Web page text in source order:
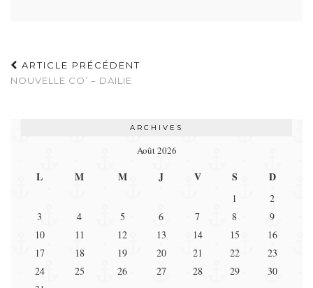
ARTICLE PRÉCÉDENT
NOUVELLE CO’ – DAILIE
ARCHIVES
Août 2026
L M M J V S D
1
2
3
4 5 6 7 8
9
10
11 12 13 14 15
16
17
18 19 20 21 22
23
24
25 26 27 28 29
30